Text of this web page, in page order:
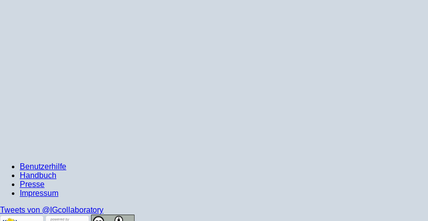
Benutzerhilfe
Handbuch
Presse
Impressum
Tweets von @IGcollaboratory